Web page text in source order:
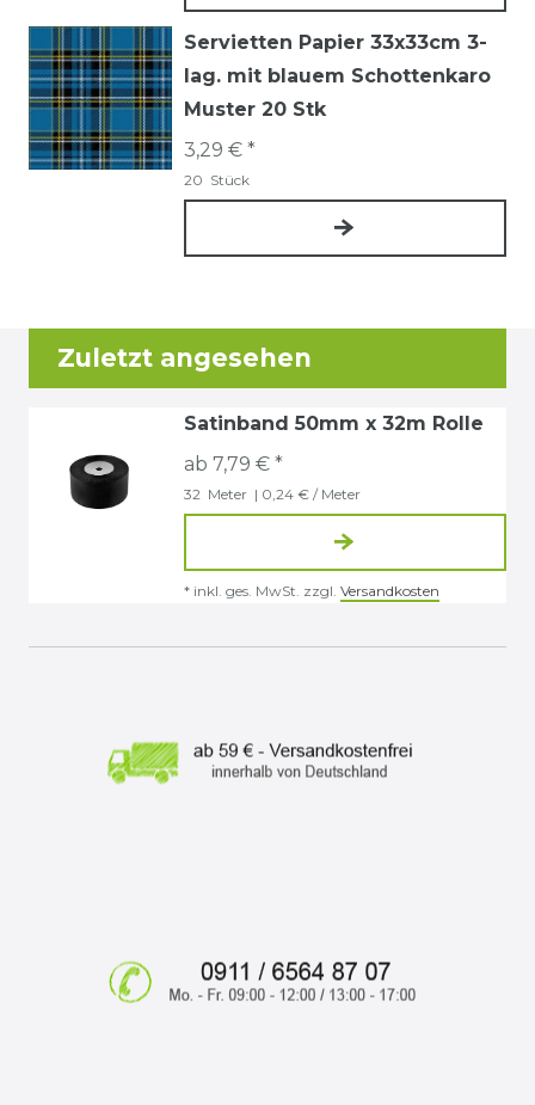
Servietten Papier 33x33cm 3-
lag. mit blauem Schottenkaro
Muster 20 Stk
3,29 € *
20 Stück
Zuletzt angesehen
Satinband 50mm x 32m Rolle
ab 7,79 € *
32 Meter | 0,24 € / Meter
* inkl. ges. MwSt. zzgl. Versandkosten